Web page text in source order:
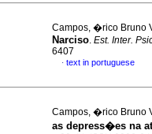
Campos, �rico Bruno
Narciso. Est. Inter.
6407
· text in portuguese
Campos, �rico Bruno
as depress�es na